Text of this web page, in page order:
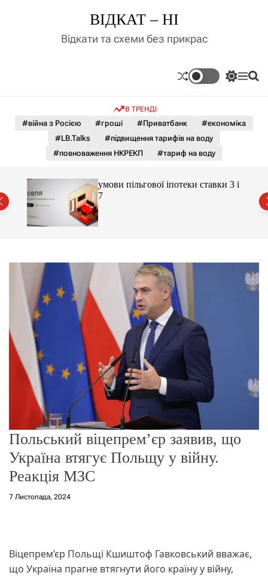
д
у
ВІДКАТ – НІ
Відкати та схеми без прикрас
П
м
к
а
о
г
М П
В ТРЕНДІ
#війна з Росією #гроші #Приватбанк
#економіка
#LB.Talks
#підвищення тарифів на воду
#повноваження НКРЕКП
#тариф на воду
умови пільгової іпотеки ставки 3 і
7
Польський віцепрем’єр заявив, що
Україна втягує Польщу у війну.
Реакція МЗС
7 Листопада, 2024
Віцепрем’єр Польщі Кшиштоф Гавковський вважає,
що Україна прагне втягнути його країну у війну,